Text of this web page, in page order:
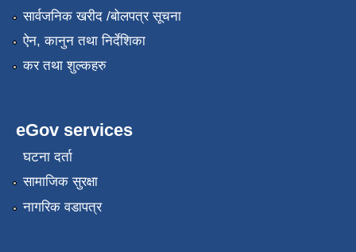
सार्वजनिक खरीद /बोलपत्र सूचना
ऐन, कानुन तथा निर्देशिका
कर तथा शुल्कहरु
eGov services
घटना दर्ता
सामाजिक सुरक्षा
नागरिक वडापत्र